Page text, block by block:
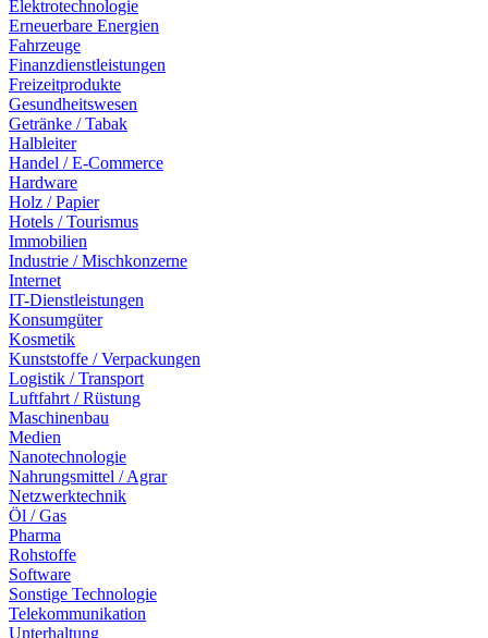
Elektrotechnologie
Erneuerbare Energien
Fahrzeuge
Finanzdienstleistungen
Freizeitprodukte
Gesundheitswesen
Getränke / Tabak
Halbleiter
Handel / E-Commerce
Hardware
Holz / Papier
Hotels / Tourismus
Immobilien
Industrie / Mischkonzerne
Internet
IT-Dienstleistungen
Konsumgüter
Kosmetik
Kunststoffe / Verpackungen
Logistik / Transport
Luftfahrt / Rüstung
Maschinenbau
Medien
Nanotechnologie
Nahrungsmittel / Agrar
Netzwerktechnik
Öl / Gas
Pharma
Rohstoffe
Software
Sonstige Technologie
Telekommunikation
Unterhaltung